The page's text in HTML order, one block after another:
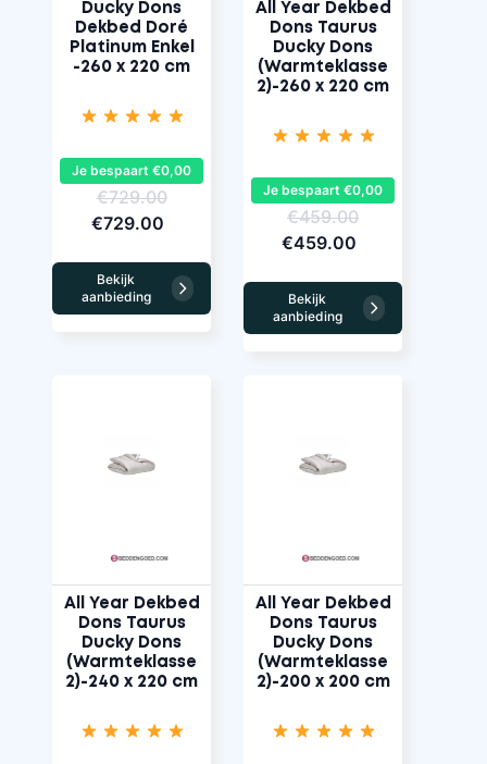
Ducky Dons
Dekbed Doré
Platinum Enkel
-260 x 220 cm
Je bespaart €0,00
€729.00
€729.00
Bekijk
aanbieding
All Year Dekbed
Dons Taurus
Ducky Dons
(Warmteklasse
2)-260 x 220 cm
Je bespaart €0,00
€459.00
€459.00
Bekijk
aanbieding
All Year Dekbed
Dons Taurus
Ducky Dons
(Warmteklasse
2)-240 x 220 cm
All Year Dekbed
Dons Taurus
Ducky Dons
(Warmteklasse
2)-200 x 200 cm